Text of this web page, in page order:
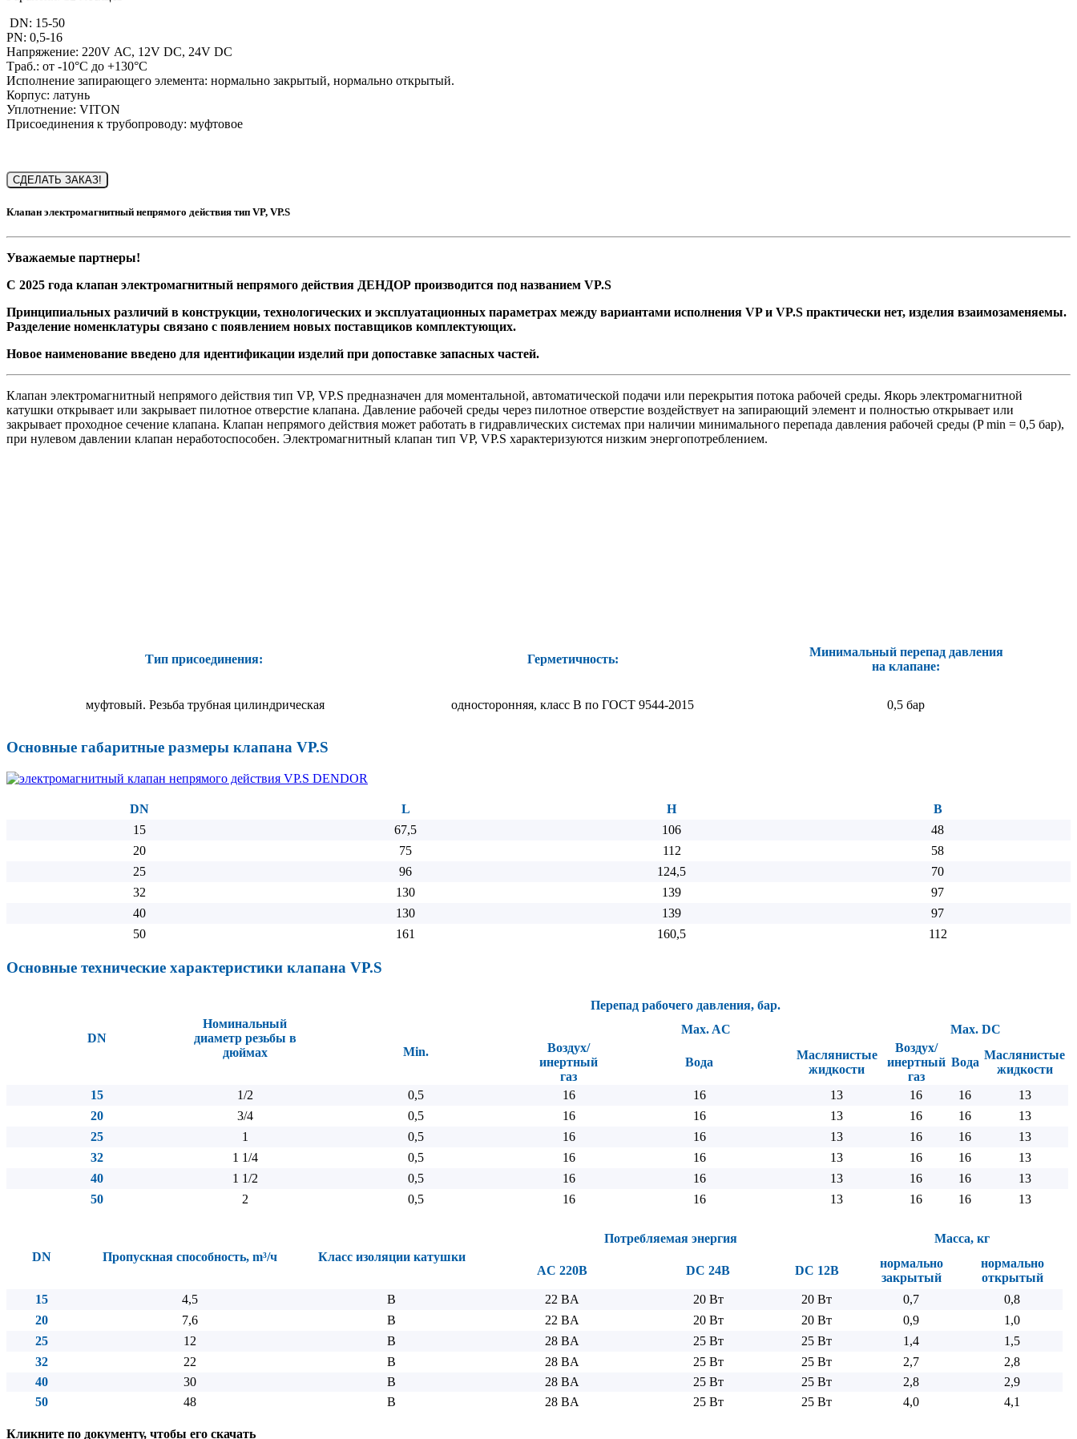
DN: 15-50
PN: 0,5-16
Напряжение: 220V АС, 12V DC, 24V DC
Tраб.: от -10°C до +130°C
Исполнение запирающего элемента: нормально закрытый, нормально открытый.
Корпус: латунь
Уплотнение: VITON
Присоединения к трубопроводу: муфтовое
СДЕЛАТЬ ЗАКАЗ!
Клапан электромагнитный непрямого действия тип VP, VР.S
Уважаемые партнеры!
С 2025 года клапан электромагнитный непрямого действия ДЕНДОР производится под названием VP.S
Принципиальных различий в конструкции, технологических и эксплуатационных параметрах между вариантами исполнения VP и VP.S практически нет, изделия взаимозаменяемы.
Разделение номенклатуры связано с появлением новых поставщиков комплектующих.
Новое наименование введено для идентификации изделий при допоставке запасных частей.
Клапан электромагнитный непрямого действия тип VP, VР.S предназначен для моментальной, автоматической подачи или перекрытия потока рабочей среды. Якорь электромагнитной
катушки открывает или закрывает пилотное отверстие клапана. Давление рабочей среды через пилотное отверстие воздействует на запирающий элемент и полностью открывает или
закрывает проходное сечение клапана. Клапан непрямого действия может работать в гидравлических системах при наличии минимального перепада давления рабочей среды (P min = 0,5 бар),
при нулевом давлении клапан неработоспособен. Электромагнитный клапан тип VP, VР.S характеризуются низким энергопотреблением.
Тип присоединения: Герметичность:
Минимальный перепад давления
на клапане:
муфтовый. Резьба трубная цилиндрическая односторонняя, класс В по ГОСТ 9544-2015 0,5 бар
Основные габаритные размеры клапана VP.S
DN L H
B
15
67,5 106
48
20
75 112
58
25
96 124,5
70
32
130 139
97
40
130 139
97
50
161 160,5 112
Основные технические характеристики клапана VP.S
DN
Номинальный
диаметр резьбы в
дюймах
Перепад рабочего давления, бар.
Min.
Max. AC
Max. DC
Воздух/
инертный
газ
Вода
Маслянистые
жидкости
Воздух/
инертный
газ
Вода
Маслянистые
жидкости
15
1/2 0,5 16 16 13 16 16
13
20
3/4 0,5 16 16 13 16 16
13
25
1 0,5 16 16 13 16 16
13
32
1 1/4 0,5 16 16 13 16 16
13
40
1 1/2 0,5 16 16 13 16 16
13
50
2 0,5 16 16 13 16 16 13
DN Пропускная способность, m³/ч Класс изоляции катушки
Потребляемая энергия Масса, кг
AC 220B DC 24B DC 12B
нормально
закрытый
нормально
открытый
15
4,5 B 22 BA 20 Вт 20 Вт 0,7
0,8
20
7,6 B 22 BA 20 Вт 20 Вт 0,9
1,0
25
12 B 28 BA 25 Вт 25 Вт 1,4
1,5
32
22 B 28 BA 25 Вт 25 Вт 2,7
2,8
40
30 B 28 BA 25 Вт 25 Вт 2,8
2,9
50
48 B 28 BA 25 Вт 25 Вт 4,0 4,1
Кликните по документу, чтобы его скачать